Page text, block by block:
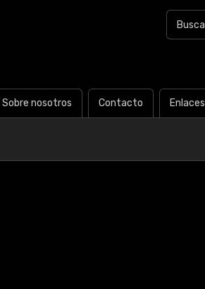
Sobre nosotros Contacto Enlaces